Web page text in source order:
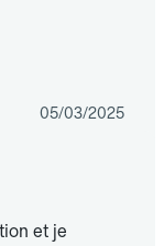
05/03/2025
et je